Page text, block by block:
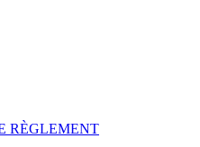
RÈGLEMENT